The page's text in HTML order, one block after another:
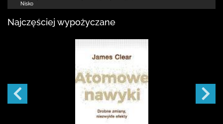
Nisko
Najczęściej wypożyczane